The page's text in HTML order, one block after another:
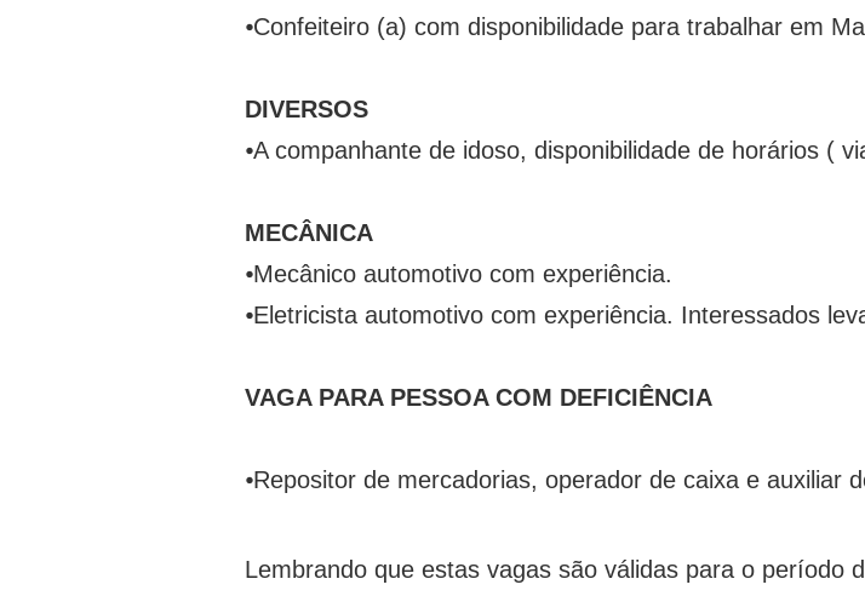
⦁Confeiteiro (a) com disponibilidade para trabalhar em
DIVERSOS
⦁A companhante de idoso, disponibilidade de horários (
MECÂNICA
⦁Mecânico automotivo com experiência.
⦁Eletricista automotivo com experiência. Interessados
VAGA PARA PESSOA COM DEFICIÊNCIA
⦁Repositor de mercadorias, operador de caixa e auxiliar
Lembrando que estas vagas são válidas para o período